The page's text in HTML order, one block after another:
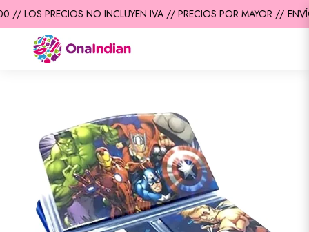
PRECIOS NO INCLUYEN IVA // PRECIOS POR MAYOR //